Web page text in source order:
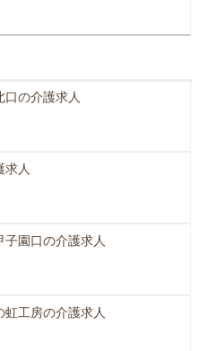
の介護求人
求人
園口の介護求人
虹工房の介護求人